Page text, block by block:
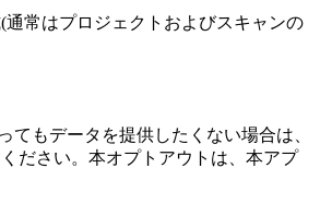
常はプロジェクトおよびスキャンの
もデータを提供したくない場合は、
ださい。本オプトアウトは、本アプ